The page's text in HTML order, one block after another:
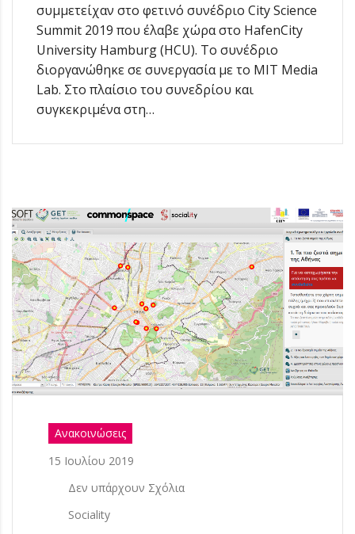
συμμετείχαν στο φετινό συνέδριο City Science
Summit 2019 που έλαβε χώρα στο HafenCity
University Hamburg (HCU). Το συνέδριο
διοργανώθηκε σε συνεργασία με το MIT Media
Lab. Στο πλαίσιο του συνεδρίου και
συγκεκριμένα στη…
Ανακοινώσεις
15 Ιουλίου 2019
Δεν υπάρχουν Σχόλια
Sociality